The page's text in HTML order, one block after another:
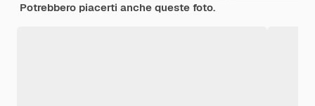
Potrebbero piacerti anche queste foto.